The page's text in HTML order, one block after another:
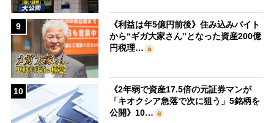
9
《利益は年5億円前後》住み込みバイト
から“ギガ大家さん”となった資産200億
円税理…
10
《2年弱で資産17.5倍の元証券マンが
「キオクシア急落で次に狙う」5銘柄を
公開》10…